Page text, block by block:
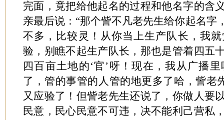
完面，竟把给他起名的过程和他名字的含
亲最后说：“那个訾不凡老先生给你起名字
不多，比较灵！从你当上生产队长，我
验，别瞧不起生产队长，那也是管着四五
四百亩土地的‘官’呀！现在，我从广播
了，管的事管的人管的地更多了哈，訾老
又应验了！但訾老先生还说了，你做人要
民意，民心民意不可违，决不能利己营私